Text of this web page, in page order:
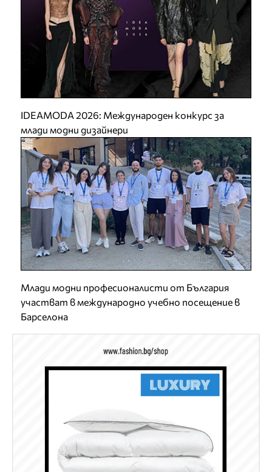
IDEAMODA 2026: Международен конкурс за
млади модни дизайнери
Млади модни професионалисти от България
участват в международно учебно посещение в
Барселона